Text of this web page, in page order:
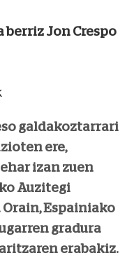
berriz Jon Crespo
galdakoztarrari
ere,
izan zuen
Auzitegi
Espainiako
gradura
erabakiz.